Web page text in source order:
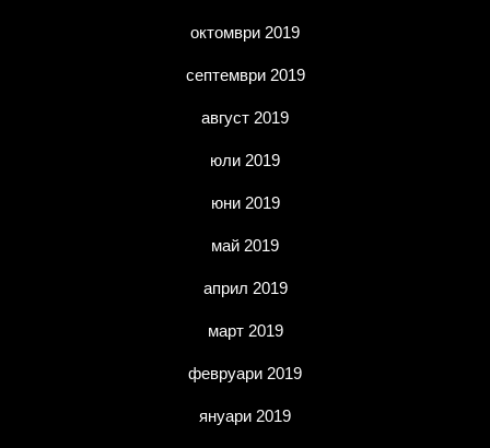
октомври 2019
септември 2019
август 2019
юли 2019
юни 2019
май 2019
април 2019
март 2019
февруари 2019
януари 2019